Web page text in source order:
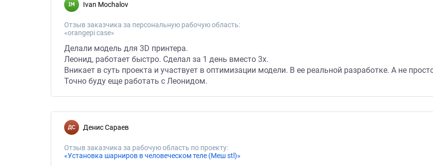
Ivan Mochalov
Отзыв заказчика за персональную рабочую область:
«orangepi case»
Делали модель для 3D принтера.
Леонид, работает быстро. Сделал за 1 день вместо 3х.
Вникает в суть проекта и участвует в оптимизации модели. В ее реальной разработке. А не
Точно буду еще работать с Леонидом.
Денис Сараев
Отзыв заказчика за рабочую область по проекту:
«Установка шарниров в человеческом теле (Меш stl)»